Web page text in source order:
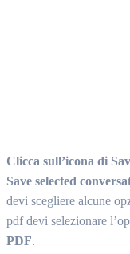
Clicca sull’icona di
Save selected
devi scegliere alcune
pdf devi selezionare
PDF.